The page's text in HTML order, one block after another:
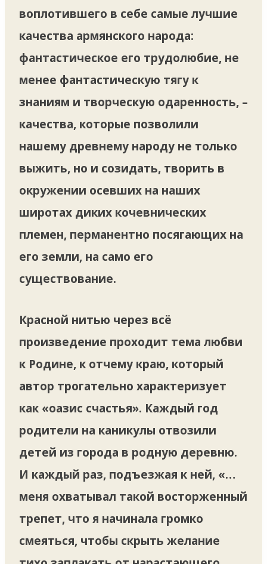
воплотившего в себе самые лучшие
качества армянского народа:
фантастическое его трудолюбие, не
менее фантастическую тягу к
знаниям и творческую одаренность, –
качества, которые позволили
нашему древнему народу не только
выжить, но и созидать, творить в
окружении осевших на наших
широтах диких кочевнических
племен, перманентно посягающих на
его земли, на само его
существование.
Красной нитью через всё
произведение проходит тема любви
к Родине, к отчему краю, который
автор трогательно характеризует
как «оазис счастья». Каждый год
родители на каникулы отвозили
детей из города в родную деревню.
И каждый раз, подъезжая к ней, «…
меня охватывал такой восторженный
трепет, что я начинала громко
смеяться, чтобы скрыть желание